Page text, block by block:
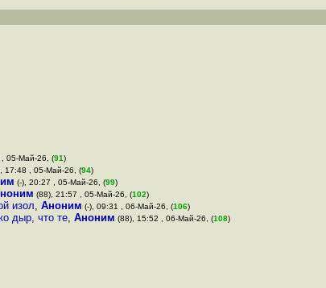
, 05-Май-26, (91)
17:48 , 05-Май-26, (94)
(-), 20:27 , 05-Май-26, (99)
(88), 21:57 , 05-Май-26, (102)
изол, Аноним (-), 09:31 , 06-Май-26, (106)
дыр, что те, Аноним (88), 15:52 , 06-Май-26, (108)